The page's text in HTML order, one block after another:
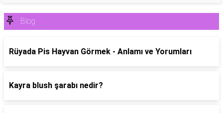
Blog
Rüyada Pis Hayvan Görmek - Anlamı ve Yorumları
Kayra blush şarabı nedir?